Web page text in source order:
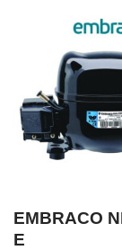
EMBRACO
E